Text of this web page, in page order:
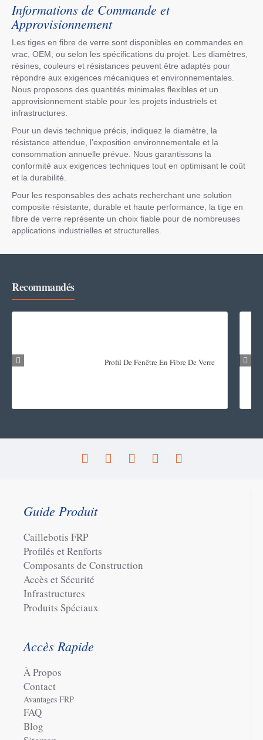
Informations de Commande et
Approvisionnement
Les tiges en fibre de verre sont disponibles en commandes en
vrac, OEM, ou selon les spécifications du projet. Les diamètres,
résines, couleurs et résistances peuvent être adaptés pour
répondre aux exigences mécaniques et environnementales.
Nous proposons des quantités minimales flexibles et un
approvisionnement stable pour les projets industriels et
infrastructures.
Pour un devis technique précis, indiquez le diamètre, la
résistance attendue, l’exposition environnementale et la
consommation annuelle prévue. Nous garantissons la
conformité aux exigences techniques tout en optimisant le coût
et la durabilité.
Pour les responsables des achats recherchant une solution
composite résistante, durable et haute performance, la tige en
fibre de verre représente un choix fiable pour de nombreuses
applications industrielles et structurelles.
Recommandés
Profil De Fenêtre En Fibre De Verre
Guide Produit
Caillebotis FRP
Profilés et Renforts
Composants de Construction
Accès et Sécurité
Infrastructures
Produits Spéciaux
Accès Rapide
À Propos
Contact
Avantages FRP
FAQ
Blog